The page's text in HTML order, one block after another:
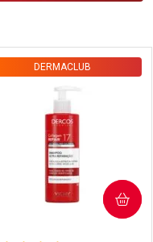
DERMACLUB
COMPRAR